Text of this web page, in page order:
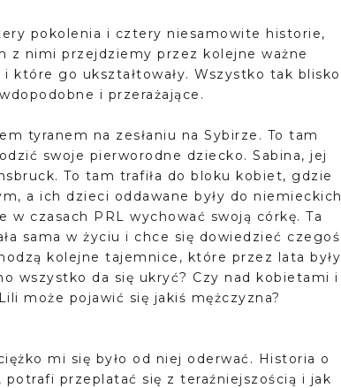
pokolenia i cztery niesamowite historie,
z nimi przejdziemy przez kolejne ważne
które go ukształtowały. Wszystko tak blisko
i przerażające.
tyranem na zesłaniu na Sybirze. To tam
swoje pierworodne dziecko. Sabina, jej
To tam trafiła do bloku kobiet, gdzie
a ich dzieci oddawane były do niemieckich
w czasach PRL wychować swoją córkę. Ta
sama w życiu i chce się dowiedzieć czegoś
kolejne tajemnice, które przez lata były
wszystko da się ukryć? Czy nad kobietami i
może pojawić się jakiś mężczyzna?
mi się było od niej oderwać. Historia o
przeplatać się z teraźniejszością i jak